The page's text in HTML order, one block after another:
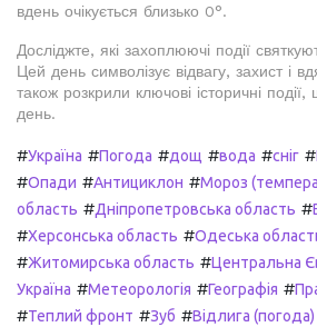
вдень очікується близько 0°.
Досліджте, які захоплюючі події
Цей день символізує відвагу, захист і
також розкрили ключові історичні
день.
#Україна #Погода #дощ #вода #сніг #
#Опади #Антициклон #Мороз
область #Дніпропетровська область #
#Херсонська область #Одеська
#Житомирська область #Центральна
Україна #Метеорологія #Географія #
#Теплий фронт #Зуб #Відлига (погода)